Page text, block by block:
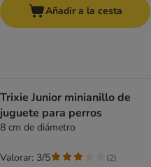
Añadir a la cesta
Trixie Junior minianillo de
juguete para perros
8 cm de diámetro
Valorar: 3/5 (2)